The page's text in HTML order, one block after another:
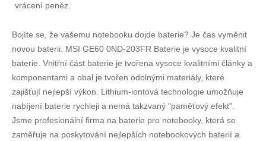
vrácení peněz.
Bojíte se, že vašemu notebooku dojde baterie? Je čas vyměnit
novou baterii. MSI GE60 0ND-203FR Baterie je vysoce kvalitní
baterie. Vnitřní část baterie je tvořena vysoce kvalitními články a
komponentami a obal je tvořen odolnými materiály, které
zajišťují nejlepší výkon. Lithium-iontová technologie umožňuje
nabíjení baterie rychleji a nemá takzvaný "paměťový efekt".
Jsme profesionální firma na baterie pro notebooky, která se
zaměřuje na poskytování nejlepších notebookových baterií a